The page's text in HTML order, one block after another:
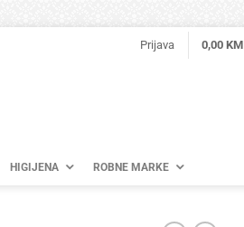
Prijava 0,00 KM
HIGIJENA ROBNE MARKE